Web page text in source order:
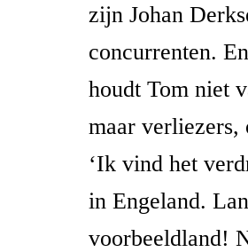
zijn Johan
concurrenten.
houdt Tom niet
maar verliezers,
‘Ik vind het
in Engeland.
voorbeeldland!